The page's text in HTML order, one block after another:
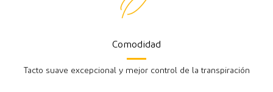
Comodidad
Tacto suave excepcional y mejor control de la transpiración